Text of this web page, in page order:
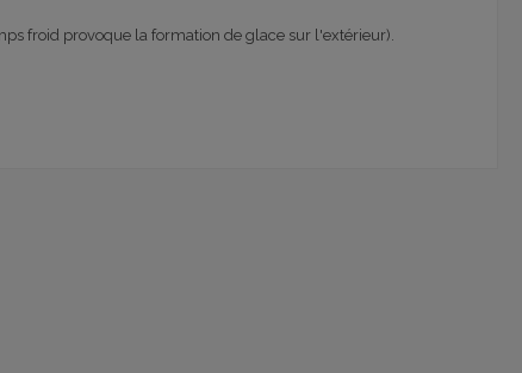
froid provoque la formation de glace sur l'extérieur)